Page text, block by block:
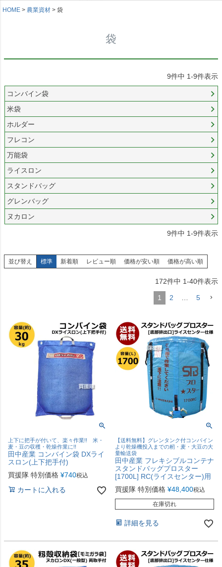
HOME 農業資材 袋
袋
9件中 1-9件表示
コンバイン袋
米袋
ホルダー
フレコン
万能袋
ライスロン
スタンドバッグ
グレンバッグ
ヌカロン
9件中 1-9件表示
並び替え 標準 新着順 レビュー順 価格が安い順 価格が高い順
172件中 1-40件表示
1 2 … 5
上下に把手が付いて、楽々作業!! 米・
麦・豆の収穫・乾燥作業に!!
田中産業 コンバイン袋 DXライ
スロン(上下把手付)
買援隊 特別価格 ¥740税込
カートに入れる
【送料無料】グレンタンク付コンバイン
より乾燥機投入までの籾・麦・大豆の大
量輸送袋
田中産業 フレキシブルコンテナ
スタンドバッグプロスター
[1700L] RC(ライスセンター)用
買援隊 特別価格 ¥48,400税込
在庫切れ
詳細を見る